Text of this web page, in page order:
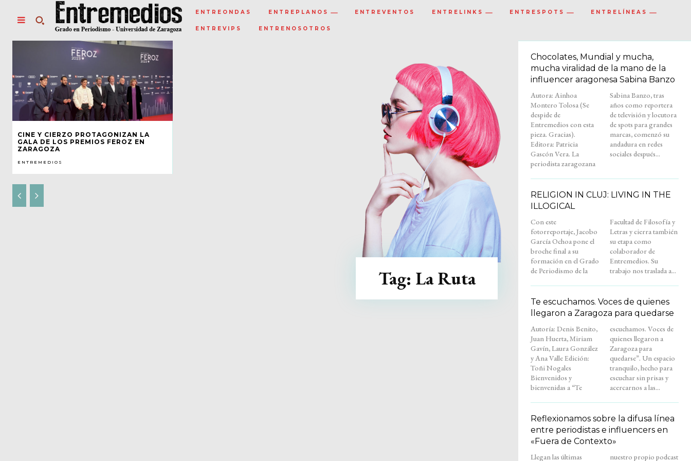
ENTREONDAS ENTREPLANOS ENTREVENTOS ENTRELINKS ENTRESPOTS ENTRELÍNEAS
ENTREVIPS ENTRENOSOTROS
CINE Y CIERZO PROTAGONIZAN LA
GALA DE LOS PREMIOS FEROZ EN
ZARAGOZA
ENTREMEDIOS
Tag: La Ruta
Chocolates, Mundial y mucha,
mucha viralidad de la mano de la
influencer aragonesa Sabina Banzo
Autora: Ainhoa
Montero Tolosa (Se
despide de
Entremedios con esta
pieza. Gracias).
Editora: Patricia
Gascón Vera. La
periodista zaragozana
Sabina Banzo, tras
años como reportera
de televisión y locutora
de spots para grandes
marcas, comenzó su
andadura en redes
sociales después...
RELIGION IN CLUJ: LIVING IN THE
ILLOGICAL
Con este
fotorreportaje, Jacobo
García Ochoa pone el
broche final a su
formación en el Grado
de Periodismo de la
Facultad de Filosofía y
Letras y cierra también
su etapa como
colaborador de
Entremedios. Su
trabajo nos traslada a...
Te escuchamos. Voces de quienes
llegaron a Zaragoza para quedarse
Autoría: Denis Benito,
Juan Huerta, Miriam
Gavín, Laura González
y Ana Valle Edición:
Toñi Nogales
Bienvenidos y
bienvenidas a “Te
escuchamos. Voces de
quienes llegaron a
Zaragoza para
quedarse”. Un espacio
tranquilo, hecho para
escuchar sin prisas y
acercarnos a las...
Reflexionamos sobre la difusa línea
entre periodistas e influencers en
«Fuera de Contexto»
Llegan las últimas
nuestro propio podcast